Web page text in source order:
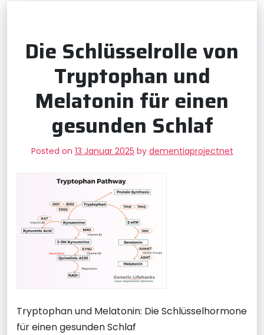
Die Schlüsselrolle von
Tryptophan und
Melatonin für einen
gesunden Schlaf
Posted on 13 Januar 2025 by dementiaprojectnet
Tryptophan und Melatonin: Die Schlüsselhormone
für einen gesunden Schlaf